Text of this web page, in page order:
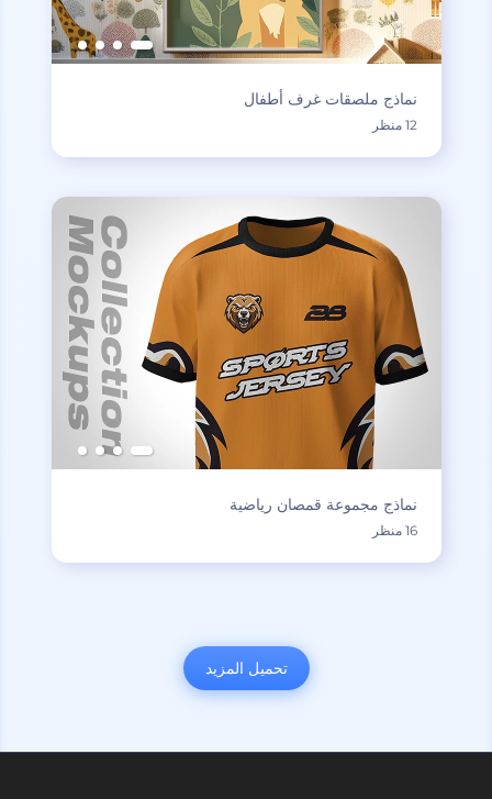
نماذج ملصقات غرف أطفال
12 منظر
نماذج مجموعة قمصان رياضية
16 منظر
تحميل المزيد